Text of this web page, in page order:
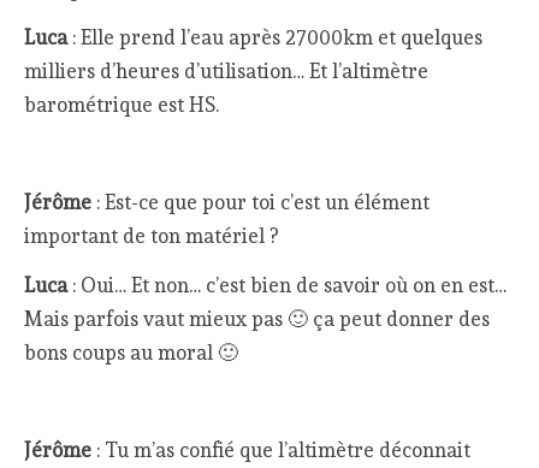
Luca : Elle prend l’eau après 27000km et quelques
milliers d’heures d’utilisation… Et l’altimètre
barométrique est HS.
Jérôme : Est-ce que pour toi c’est un élément
important de ton matériel ?
Luca : Oui… Et non… c’est bien de savoir où on en est…
Mais parfois vaut mieux pas 🙂 ça peut donner des
bons coups au moral 🙂
Jérôme : Tu m’as confié que l’altimètre déconnait